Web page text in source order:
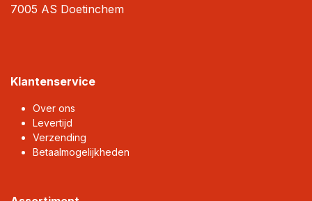
7005 AS Doetinchem
Klantenservice
Over ons
Levertijd
Verzending
Betaalmogelijkheden